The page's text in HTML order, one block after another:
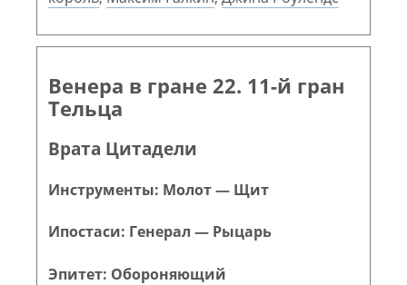
Венера в гране 22. 11-й гран
Тельца
Врата Цитадели
Инструменты: Молот — Щит
Ипостаси: Генерал — Рыцарь
Эпитет: Обороняющий